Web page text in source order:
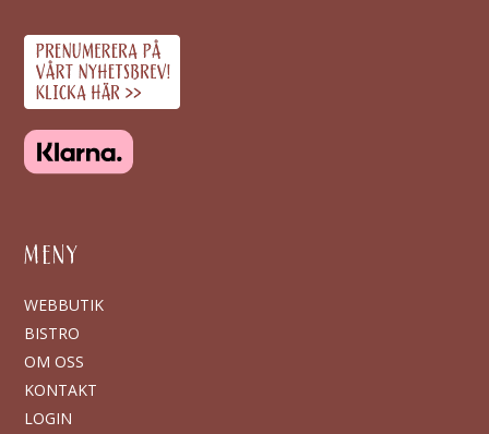
MENY
WEBBUTIK
BISTRO
OM OSS
KONTAKT
LOGIN